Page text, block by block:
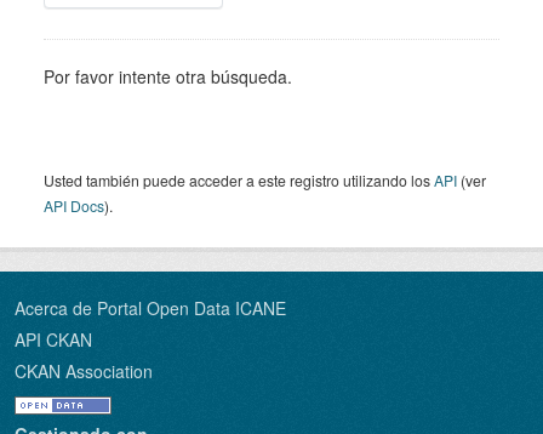
Por favor intente otra búsqueda.
Usted también puede acceder a este registro utilizando losAPI (ver
API Docs).
Acerca de Portal Open Data ICANE
API CKAN
CKAN Association